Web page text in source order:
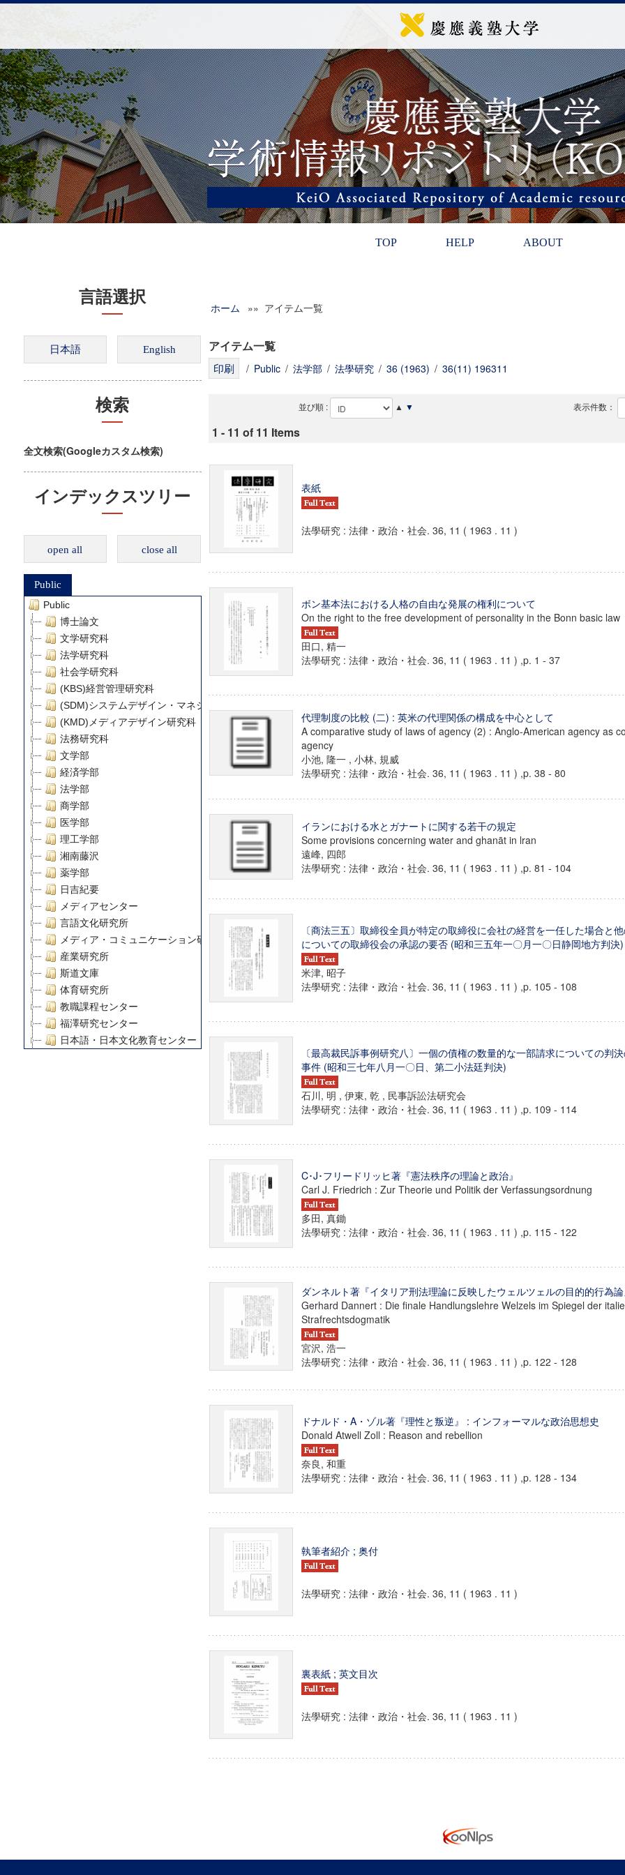
TOP HELP ABOUT
言語選択
検索
全文検索(Googleカスタム検索)
インデックスツリー
open all close all
Public
Public
博士論文
文学研究科
法学研究科
社会学研究科
(KBS)経営管理研究科
(SDM)システムデザイン・マネジメント研究科
(KMD)メディアデザイン研究科
法務研究科
文学部
経済学部
法学部
商学部
医学部
理工学部
湘南藤沢
薬学部
日吉紀要
メディアセンター
言語文化研究所
メディア・コミュニケーション研究所
産業研究所
斯道文庫
体育研究所
教職課程センター
福澤研究センター
日本語・日本文化教育センター
デジタルメディア・コンテンツ統合研究センター
グローバルリサーチインスティテュート
慶應義塾大学グローバルCOEプログラム市民社会ガバナンス教育研究センター
慶應義塾大学グローバルCOEプログラム論理と感性の先端的教育研究拠点
博士課程教育リーディングプログラム「超成熟社会発展のサイエンス」
ホーム »» アイテム一覧
アイテム一覧
/ Public / 法学部 / 法學研究 / 36 (1963) / 36(11) 196311
並び順 : ▲ ▼ 表示件数：
1 - 11 of 11 Items
表紙
法學研究 : 法律・政治・社会. 36, 11 ( 1963 . 11 )
ボン基本法における人格の自由な発展の権利について
On the right to the free development of personality in the Bonn basic law
田口, 精一
法學研究 : 法律・政治・社会. 36, 11 ( 1963 . 11 ) ,p. 1 - 37
代理制度の比較 (二) : 英米の代理関係の構成を中心として
A comparative study of laws of agency (2) : Anglo-American agency as
agency
小池, 隆一 , 小林, 規威
法學研究 : 法律・政治・社会. 36, 11 ( 1963 . 11 ) ,p. 38 - 80
イランにおける水とガナートに関する若干の規定
Some provisions concerning water and ghanāt in lran
遠峰, 四郎
法學研究 : 法律・政治・社会. 36, 11 ( 1963 . 11 ) ,p. 81 - 104
〔商法三五〕取締役全員が特定の取締役に会社の経営を一任した場合と
についての取締役会の承認の要否 (昭和三五年一〇月一〇日静岡地方判決)
米津, 昭子
法學研究 : 法律・政治・社会. 36, 11 ( 1963 . 11 ) ,p. 105 - 108
〔最高裁民訴事例研究八〕一個の債権の数量的な一部請求についての判
事件 (昭和三七年八月一〇日、第二小法廷判決)
石川, 明 , 伊東, 乾 , 民事訴訟法研究会
法學研究 : 法律・政治・社会. 36, 11 ( 1963 . 11 ) ,p. 109 - 114
C･J･フリードリッヒ著『憲法秩序の理論と政治』
Carl J. Friedrich : Zur Theorie und Politik der Verfassungsordnung
多田, 真鋤
法學研究 : 法律・政治・社会. 36, 11 ( 1963 . 11 ) ,p. 115 - 122
ダンネルト著『イタリア刑法理論に反映したウェルツェルの目的的行為論
Gerhard Dannert : Die finale Handlungslehre Welzels im Spiegel der
Strafrechtsdogmatik
宮沢, 浩一
法學研究 : 法律・政治・社会. 36, 11 ( 1963 . 11 ) ,p. 122 - 128
ドナルド・A・ゾル著『理性と叛逆』 : インフォーマルな政治思想史
Donald Atwell Zoll : Reason and rebellion
奈良, 和重
法學研究 : 法律・政治・社会. 36, 11 ( 1963 . 11 ) ,p. 128 - 134
執筆者紹介 ; 奥付
法學研究 : 法律・政治・社会. 36, 11 ( 1963 . 11 )
裏表紙 ; 英文目次
法學研究 : 法律・政治・社会. 36, 11 ( 1963 . 11 )